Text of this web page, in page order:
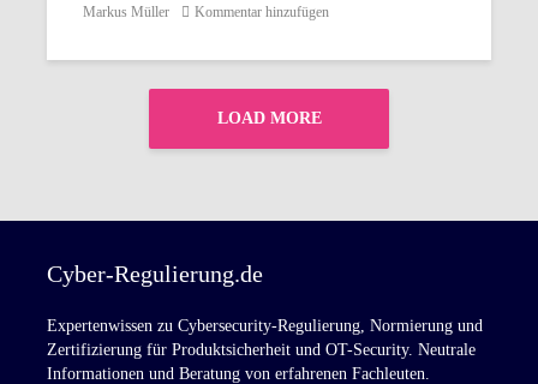
Markus Müller Kommentar hinzufügen
LOAD MORE
Cyber-Regulierung.de
Expertenwissen zu Cybersecurity-Regulierung, Normierung und
Zertifizierung für Produktsicherheit und OT-Security. Neutrale
Informationen und Beratung von erfahrenen Fachleuten.